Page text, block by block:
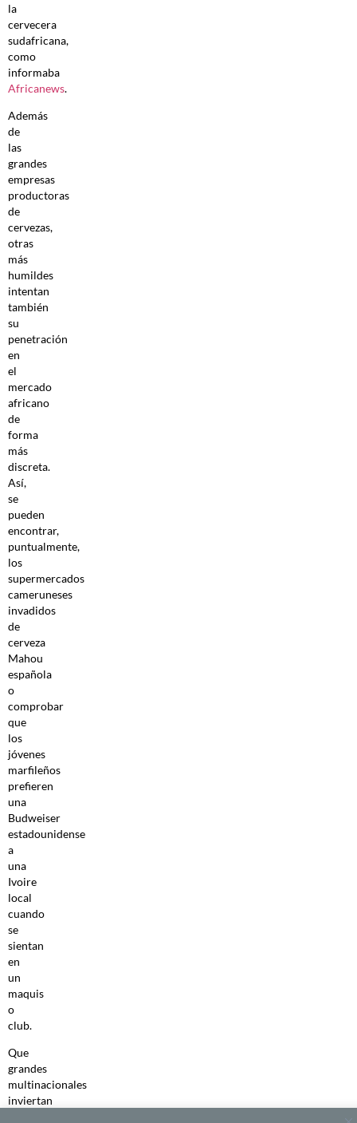
la
cervecera
sudafricana,
como
informaba
Africanews.
Además
de
las
grandes
empresas
productoras
de
cervezas,
otras
más
humildes
intentan
también
su
penetración
en
el
mercado
africano
de
forma
más
discreta.
Así,
se
pueden
encontrar,
puntualmente,
los
supermercados
cameruneses
invadidos
de
cerveza
Mahou
española
o
comprobar
que
los
jóvenes
marfileños
prefieren
una
Budweiser
estadounidense
a
una
Ivoire
local
cuando
se
sientan
en
un
maquis
o
club.
Que
grandes
multinacionales
inviertan